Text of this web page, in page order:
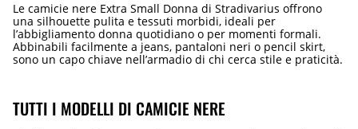
Le camicie nere Extra Small Donna di Stradivarius offrono
una silhouette pulita e tessuti morbidi, ideali per
l’abbigliamento donna quotidiano o per momenti formali.
Abbinabili facilmente a jeans, pantaloni neri o pencil skirt,
sono un capo chiave nell’armadio di chi cerca stile e praticità.
TUTTI I MODELLI DI CAMICIE NERE